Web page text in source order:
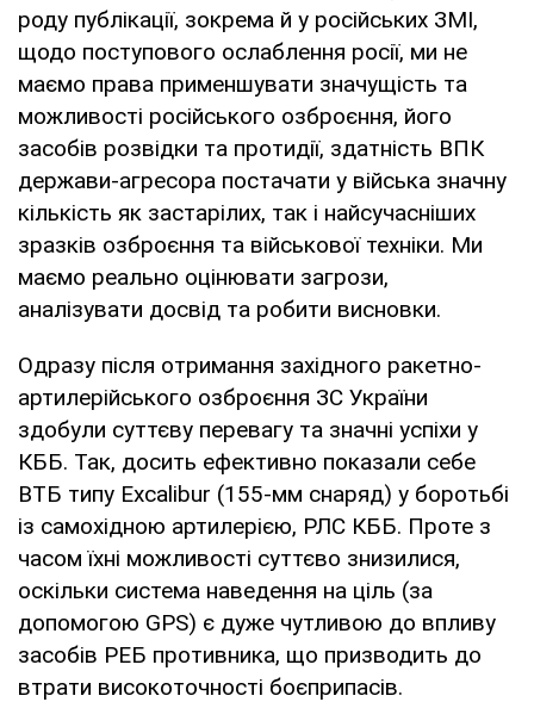
роду публікації, зокрема й у російських ЗМІ,
щодо поступового ослаблення росії, ми не
маємо права применшувати значущість та
можливості російського озброєння, його
засобів розвідки та протидії, здатність ВПК
держави-агресора постачати у війська значну
кількість як застарілих, так і найсучасніших
зразків озброєння та військової техніки. Ми
маємо реально оцінювати загрози,
аналізувати досвід та робити висновки.
Одразу після отримання західного ракетно-
артилерійського озброєння ЗС України
здобули суттєву перевагу та значні успіхи у
КББ. Так, досить ефективно показали себе
ВТБ типу Excalibur (155-мм снаряд) у боротьбі
із самохідною артилерією, РЛС КББ. Проте з
часом їхні можливості суттєво знизилися,
оскільки система наведення на ціль (за
допомогою GPS) є дуже чутливою до впливу
засобів РЕБ противника, що призводить до
втрати високоточності боєприпасів.